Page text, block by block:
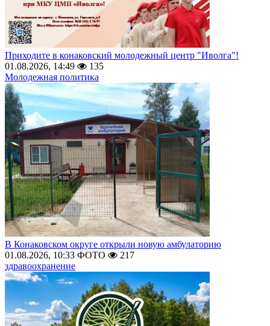
Приходите в конаковский молодежный центр "Иволга"!
01.08.2026, 14:49
135
Молодежная политика
В Конаковском округе открыли новую амбулаторию
01.08.2026, 10:33 ФОТО
217
здравоохранение